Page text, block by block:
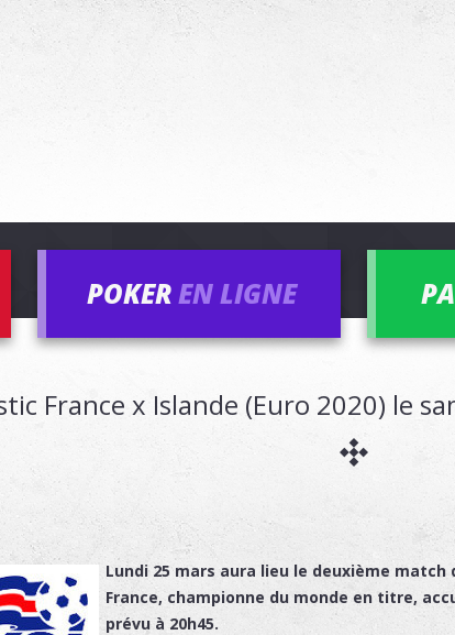
POKEREN LIGNE
France x Islande (Euro 2020) le
Lundi 25 mars aura lieu le deuxième
France, championne du monde en titre,
prévu à 20h45.